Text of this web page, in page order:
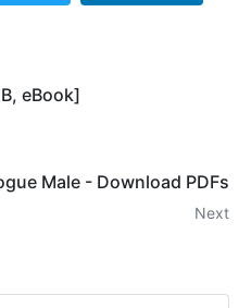
eBook]
Male - Download PDFs
Next